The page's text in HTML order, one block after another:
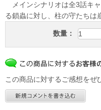
メインシナリオは全3話キ
る鎖蟲に対し、柱の守たち
数量：
この商品に対するご感想をぜ